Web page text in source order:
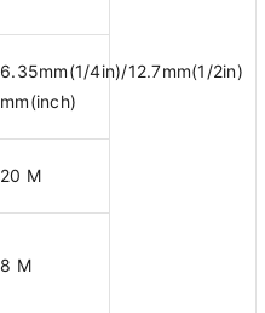
6.35mm(1/4in)/12.7mm(1/2in)
mm(inch)
20 M
8 M